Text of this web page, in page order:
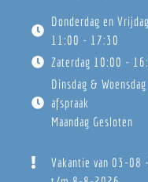
Donderdag en Vrijdag
11:00 - 17:30
Zaterdag 10:00 -
Dinsdag &
afspraak
Maandag Gesloten
Vakantie van 03-08